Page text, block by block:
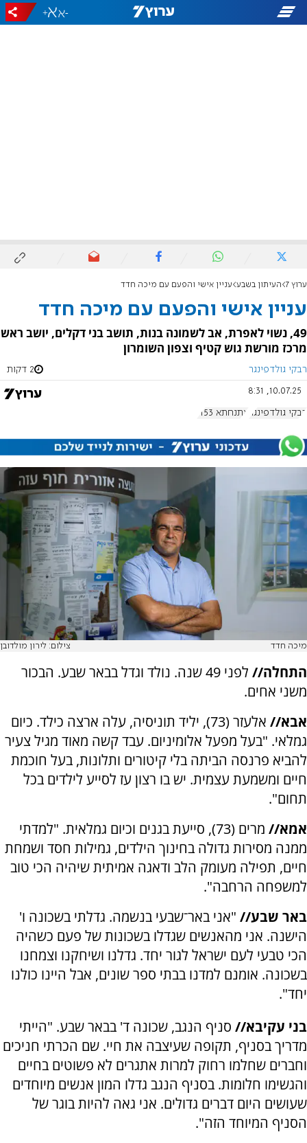
-
+
ערוץ 7 העיתון בשבע עניין אישי והפעם עם מיכה חדד
עניין אישי והפעם עם מיכה חדד
49, נשוי לאפרת, אב לשמונה בנות, תושב בני דקלים, יושב ראש
מרכז מורשת גוש קטיף וצפון השומרון
רבקי גולדפינגר 2 דקות
10.07.25, 8:31
רבקי גולדפינגר אתנחתא 1153
מיכה חדד צילום: לירון מולדובן
התחלה//
לפני 49 שנה. נולד וגדל בבאר שבע. הבכור
משני אחים.
אבא//
אלעזר (73), יליד תוניסיה, עלה ארצה כילד. כיום
גמלאי. "בעל מפעל אלומיניום. עבד קשה מאוד מגיל צעיר
להביא פרנסה הביתה בלי קיטורים ותלונות, בעל חוכמת
חיים ומשמעת עצמית. יש בו רצון עז לסייע לילדים בכל
תחום".
אמא//
מרים (73), סייעת בגנים וכיום גמלאית. "למדתי
ממנה מסירות גדולה בחינוך הילדים, גמילות חסד ושמחת
חיים, תפילה מעומק הלב ודאגה אמיתית שיהיה הכי טוב
למשפחה הרחבה".
באר שבע// "אני באר־שבעי בנשמה. גדלתי בשכונה ו'
הישנה. אני מהאנשים שגדלו בשכונות של פעם כשהיה
הכי טבעי לעם ישראל לגור יחד. גדלנו ושיחקנו וצמחנו
בשכונה. אומנם למדנו בבתי ספר שונים, אבל היינו כולנו
יחד".
בני עקיבא// סניף הנגב, שכונה ד' בבאר שבע. "הייתי
מדריך בסניף, תקופה שעיצבה את חיי. שם הכרתי חניכים
וחברים שחלמו רחוק למרות אתגרים לא פשוטים בחיים
והגשימו חלומות. בסניף הנגב גדלו המון אנשים מיוחדים
שעושים היום דברים גדולים. אני גאה להיות בוגר של
הסניף המיוחד הזה".